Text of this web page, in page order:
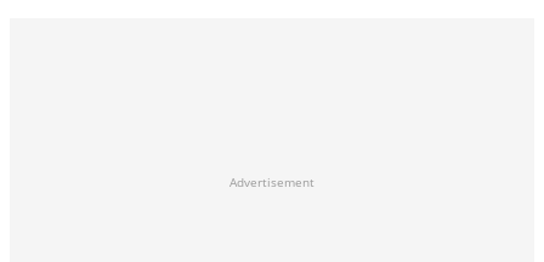
Advertisement